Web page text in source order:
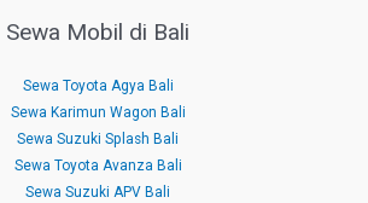
Sewa Mobil di Bali
Sewa Toyota Agya Bali
Sewa Karimun Wagon Bali
Sewa Suzuki Splash Bali
Sewa Toyota Avanza Bali
Sewa Suzuki APV Bali